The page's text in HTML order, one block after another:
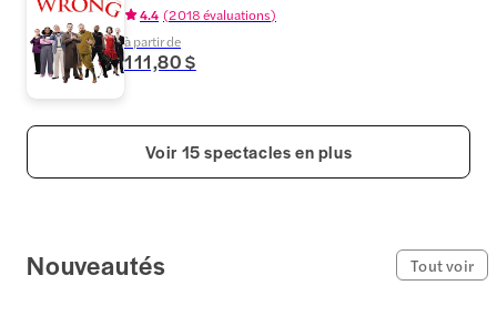
4.4 (2 018 évaluations)
à partir de
111,80 $
Voir 15 spectacles en plus
Nouveautés Tout voir